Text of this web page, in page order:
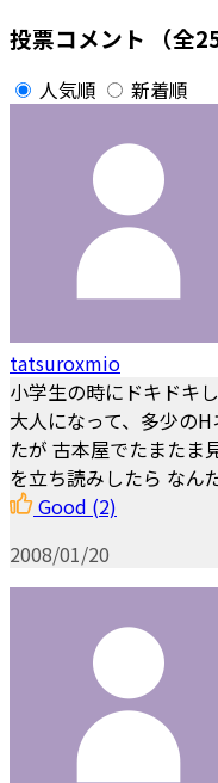
投票コメント （全
人気順 新着順
tatsuroxmio
小学生の時にドキドキ
大人になって、多少の
たが 古本屋でたまたま
を立ち読みしたら なん
Good (2)
2008/01/20